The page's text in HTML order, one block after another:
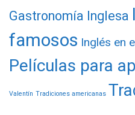
Gastronomía Inglesa
famosos Inglés en
Películas para
Valentín Tradiciones americanas